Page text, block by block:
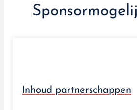
Inhoud partnerschappen